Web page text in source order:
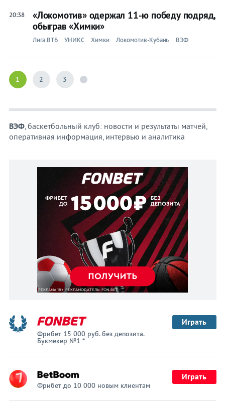
20:38
«Локомотив» одержал 11-ю победу подряд,
обыграв «Химки»
Лига ВТБ УНИКС Химки Локомотив-Кубань ВЭФ
1 2 3
ВЭФ, баскетбольный клуб: новости и результаты матчей,
оперативная информация, интервью и аналитика
Фрибет 15 000 руб. без депозита.
Букмекер №1 *
Играть
Фрибет до 10 000 новым клиентам
Играть